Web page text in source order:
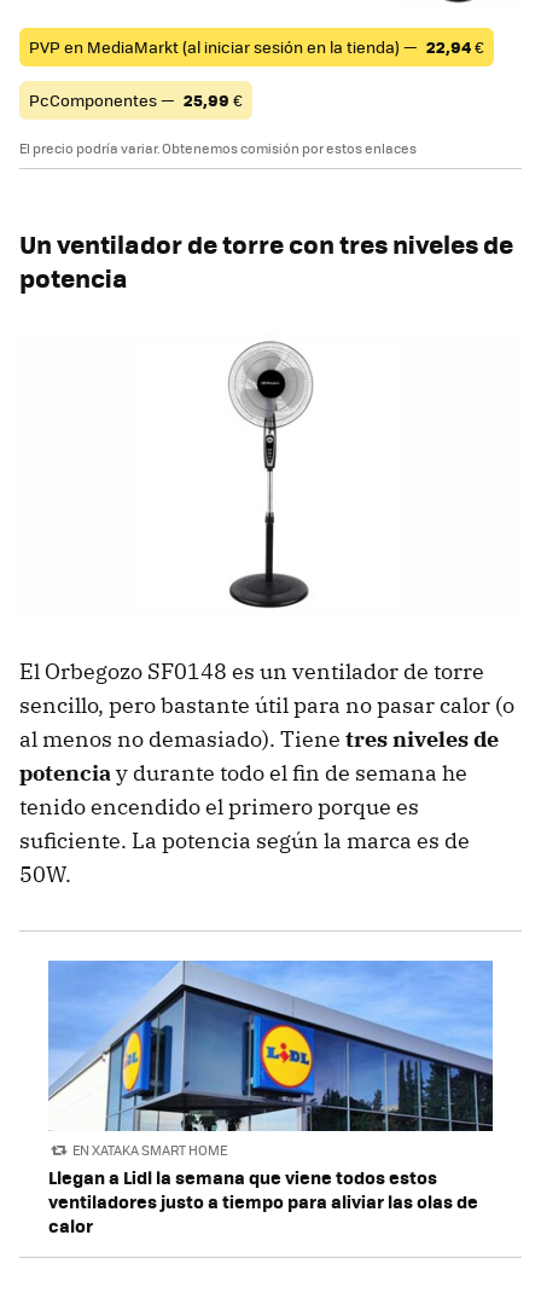
PVP en MediaMarkt (al iniciar sesión en la tienda) — 22,94€
PcComponentes — 25,99 €
El precio podría variar. Obtenemos comisión por estos enlaces
Un ventilador de torre con tres niveles de
potencia
El Orbegozo SF0148 es un ventilador de torre
sencillo, pero bastante útil para no pasar calor (o
al menos no demasiado). Tiene tres niveles de
potenciay durante todo el fin de semana he
tenido encendido el primero porque es
suficiente. La potencia según la marca es de
50W.
EN XATAKA SMART HOME
Llegan a Lidl la semana que viene todos estos
ventiladores justo a tiempo para aliviar las olas de
calor